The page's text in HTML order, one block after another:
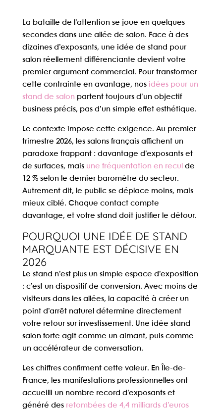
La bataille de l’attention se joue en quelques
secondes dans une allée de salon. Face à des
dizaines d’exposants, une idée de stand pour
salonréellement différenciante devient votre
premier argument commercial. Pour transformer
cette contrainte en avantage, nos idées pour un
stand de salon partent toujours d’un objectif
business précis, pas d’un simple effet esthétique.
Le contexte impose cette exigence. Au premier
trimestre 2026, les salons français affichent un
paradoxe frappant : davantage d’exposants et
de surfaces, mais une fréquentation en recul de
12 % selon le dernier baromètre du secteur.
Autrement dit, le public se déplace moins, mais
mieux ciblé. Chaque contact compte
davantage, et votre stand doit justifier le détour.
POURQUOI UNE IDÉE DE STAND
MARQUANTE EST DÉCISIVE EN
2026
Le stand n’est plus un simple espace d’exposition
: c’est un dispositif de conversion. Avec moins de
visiteurs dans les allées, la capacité à créer un
point d’arrêt naturel détermine directement
votre retour sur investissement. Une idée stand
salonforte agit comme un aimant, puis comme
un accélérateur de conversation.
Les chiffres confirment cette valeur. En Île-de-
France, les manifestations professionnelles ont
accueilli un nombre record d’exposants et
généré des retombées de 4,4 milliards d’euros